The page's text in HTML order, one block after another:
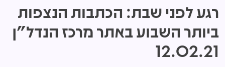
רגע לפני שבת: הכתבות הנצפות
ביותר השבוע באתר מרכז הנדל"ן
12.02.21